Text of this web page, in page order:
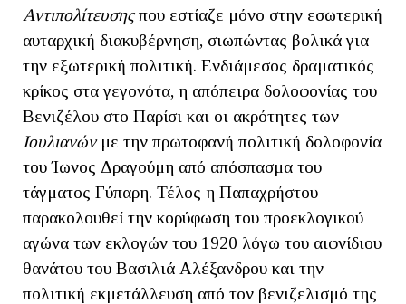
Αντιπολίτευσηςπου εστίαζε μόνο στην εσωτερική
αυταρχική διακυβέρνηση, σιωπώντας βολικά για
την εξωτερική πολιτική. Ενδιάμεσος δραματικός
κρίκος στα γεγονότα, η απόπειρα δολοφονίας του
Βενιζέλου στο Παρίσι και οι ακρότητες των
Ιουλιανώνμε την πρωτοφανή πολιτική δολοφονία
του Ίωνος Δραγούμη από απόσπασμα του
τάγματος Γύπαρη. Τέλος η Παπαχρήστου
παρακολουθεί την κορύφωση του προεκλογικού
αγώνα των εκλογών του 1920 λόγω του αιφνίδιου
θανάτου του Βασιλιά Αλέξανδρου και την
πολιτική εκμετάλλευση από τον βενιζελισμό της